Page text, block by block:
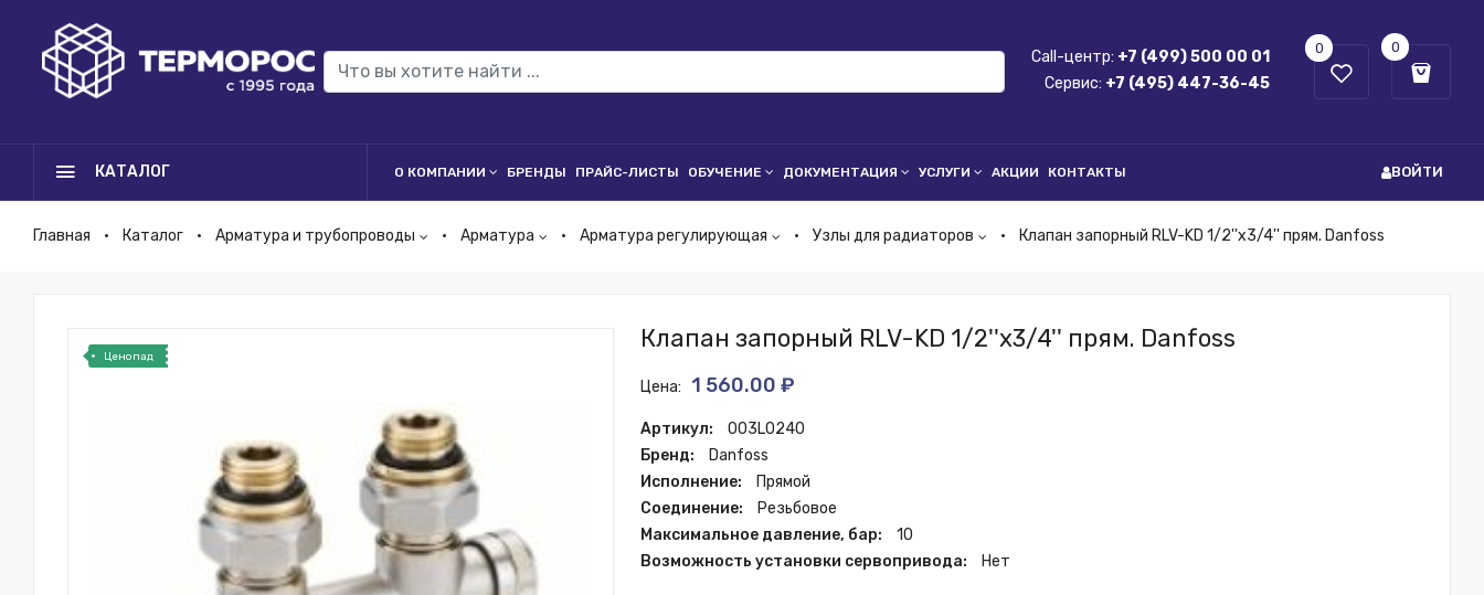
Call-центр: +7 (499) 500 00 01
Сервис: +7 (495) 447-36-45
0 0
КАТАЛОГ О КОМПАНИИ БРЕНДЫ ПРАЙС-ЛИСТЫ ОБУЧЕНИЕ ДОКУМЕНТАЦИЯ УСЛУГИ АКЦИИ КОНТАКТЫ ВОЙТИ
Главная Каталог Арматура и трубопроводы Арматура Арматура регулирующая Узлы для радиаторов Клапан запорный RLV-KD 1/2''x3/4'' прям. Danfoss
Ценопад
Клапан запорный RLV-KD 1/2''x3/4'' прям. Danfoss
Цена: 1 560.00 ₽
Артикул:
003L0240
Бренд:
Danfoss
Исполнение:
Прямой
Соединение:
Резьбовое
Максимальное давление, бар:
10
Возможность установки сервопривода:
Нет